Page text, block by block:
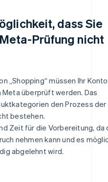
dass Sie
Prüfung nicht
„Shopping“ müssen Ihr Konto
überprüft werden. Das
den Prozess der
bestehen.
Zeit für die Vorbereitung, da
nehmen kann und es
abgelehnt wird.